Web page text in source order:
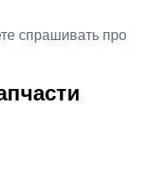
спрашивать про